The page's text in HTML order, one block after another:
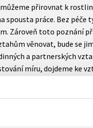
přirovnat k
spousta práce. Bez péče
Zároveň toto poznání
věnovat, bude se
a partnerských
míru, dojdeme ke